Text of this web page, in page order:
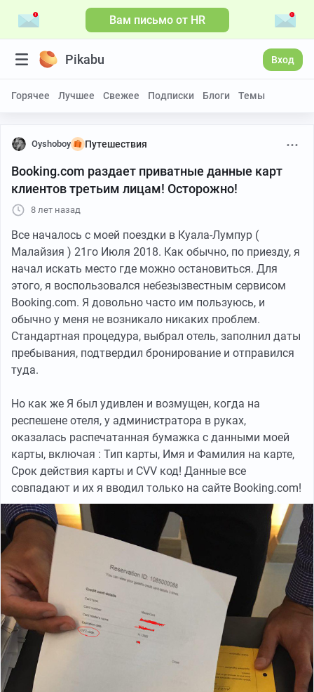
Вам письмо от HR
Pikabu Вход
Горячее Лучшее Свежее Подписки Блоги Темы
Oyshoboy Путешествия
Booking.com раздает приватные данные карт
клиентов третьим лицам! Осторожно!
8 лет назад
Все началось с моей поездки в Куала-Лумпур (
Малайзия ) 21го Июля 2018. Как обычно, по приезду, я
начал искать место где можно остановиться. Для
этого, я воспользовался небезызвестным сервисом
Booking.com. Я довольно часто им пользуюсь, и
обычно у меня не возникало никаких проблем.
Стандартная процедура, выбрал отель, заполнил даты
пребывания, подтвердил бронирование и отправился
туда.
Но как же Я был удивлен и возмущен, когда на
респешене отеля, у администратора в руках,
оказалась распечатанная бумажка с данными моей
карты, включая : Тип карты, Имя и Фамилия на карте,
Срок действия карты и CVV код! Данные все
совпадают и их я вводил только на сайте Booking.com!